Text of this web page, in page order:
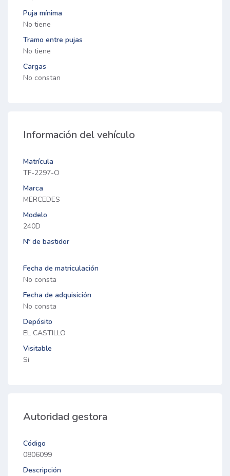
Puja mínima
No tiene
Tramo entre pujas
No tiene
Cargas
No constan
Información del vehículo
Matrícula
TF-2297-O
Marca
MERCEDES
Modelo
240D
Nº de bastidor
Fecha de matriculación
No consta
Fecha de adquisición
No consta
Depósito
EL CASTILLO
Visitable
Si
Autoridad gestora
Código
0806099
Descripción